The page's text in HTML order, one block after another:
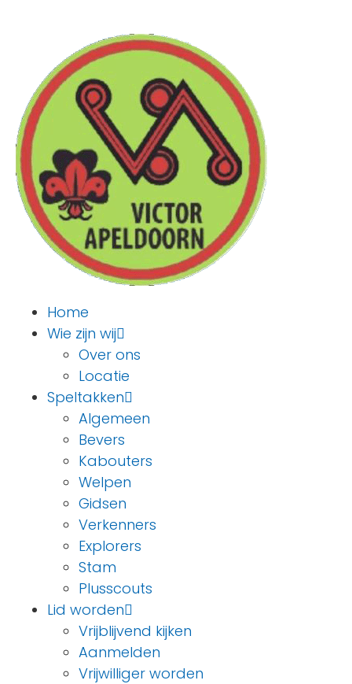
Home
Wie zijn wij
Over ons
Locatie
Speltakken
Algemeen
Bevers
Kabouters
Welpen
Gidsen
Verkenners
Explorers
Stam
Plusscouts
Lid worden
Vrijblijvend kijken
Aanmelden
Vrijwilliger worden